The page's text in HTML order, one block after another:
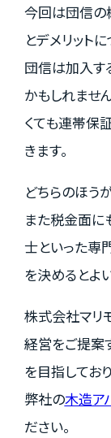
今回は団信の
とデメリット
団信は加入す
かもしれませ
くても連帯保
きます。
どちらのほう
また税金面に
士といった専
を決めるとよい
株式会社マリ
経営をご提案
を目指しており
弊社の木造ア
ださい。